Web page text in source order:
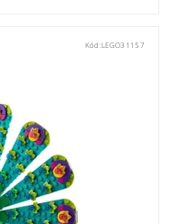
Kód:LEGO31157